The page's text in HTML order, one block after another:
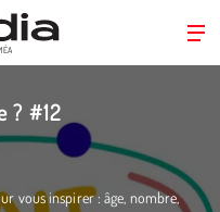
? #12
vous inspirer : âge, nombre,